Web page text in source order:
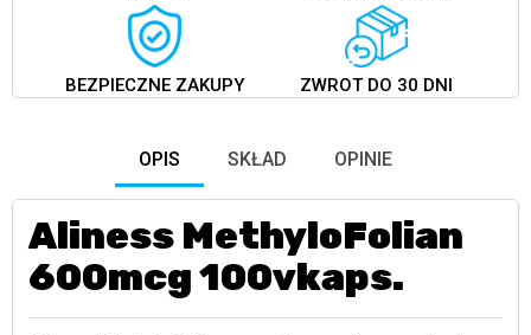
BEZPIECZNE ZAKUPY ZWROT DO 30 DNI
OPIS SKŁAD OPINIE
Aliness MethyloFolian
600mcg 100vkaps.